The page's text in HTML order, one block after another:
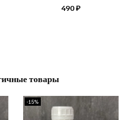
490 ₽
товары
-15%